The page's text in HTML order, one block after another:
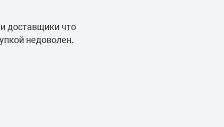
доставщики что
недоволен.